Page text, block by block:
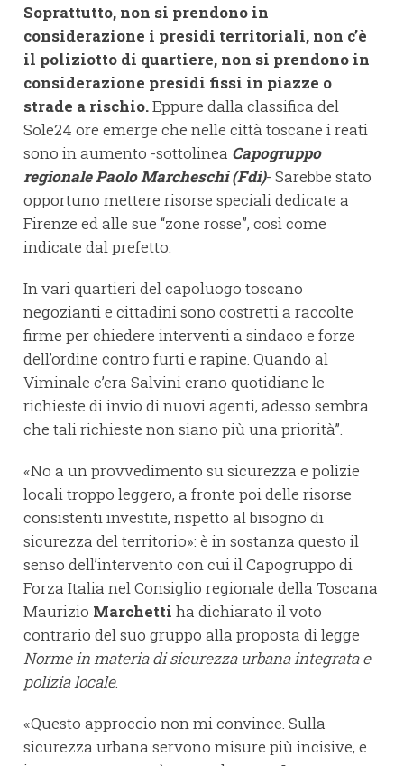
Soprattutto, non si prendono in
considerazione i presidi territoriali, non c’è
il poliziotto di quartiere, non si prendono in
considerazione presidi fissi in piazze o
strade a rischio.Eppure dalla classifica del
Sole24 ore emerge che nelle città toscane i reati
sono in aumento -sottolinea Capogruppo
regionale Paolo Marcheschi (Fdi)- Sarebbe stato
opportuno mettere risorse speciali dedicate a
Firenze ed alle sue “zone rosse”, così come
indicate dal prefetto.
In vari quartieri del capoluogo toscano
negozianti e cittadini sono costretti a raccolte
firme per chiedere interventi a sindaco e forze
dell’ordine contro furti e rapine. Quando al
Viminale c’era Salvini erano quotidiane le
richieste di invio di nuovi agenti, adesso sembra
che tali richieste non siano più una priorità”.
«No a un provvedimento su sicurezza e polizie
locali troppo leggero, a fronte poi delle risorse
consistenti investite, rispetto al bisogno di
sicurezza del territorio»: è in sostanza questo il
senso dell’intervento con cui il Capogruppo di
Forza Italia nel Consiglio regionale della Toscana
Maurizio Marchetti ha dichiarato il voto
contrario del suo gruppo alla proposta di legge
Norme in materia di sicurezza urbana integrata e
polizia locale.
«Questo approccio non mi convince. Sulla
sicurezza urbana servono misure più incisive, e